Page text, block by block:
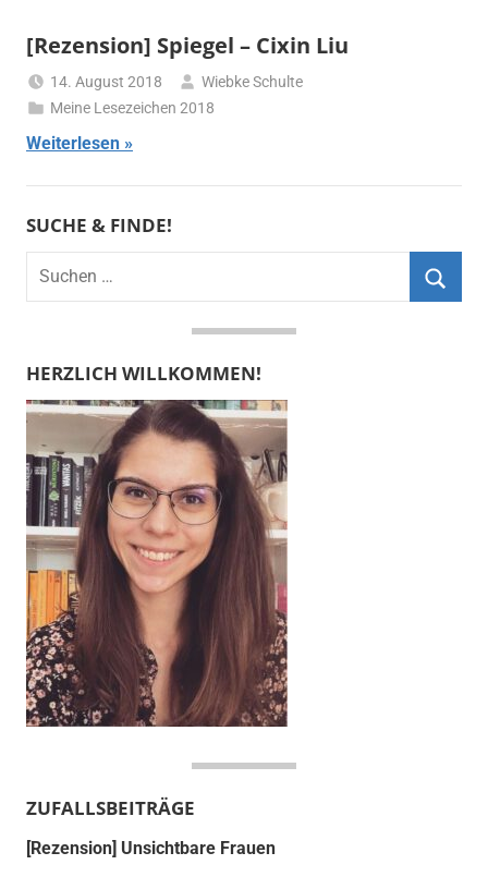
[Rezension] Spiegel – Cixin Liu
14. August 2018
Wiebke Schulte
Meine Lesezeichen 2018
Weiterlesen
SUCHE & FINDE!
Suchen
HERZLICH WILLKOMMEN!
ZUFALLSBEITRÄGE
[Rezension] Unsichtbare Frauen